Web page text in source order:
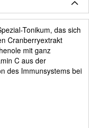
Tonikum, das sich
Cranberryextrakt
mit ganz
C aus der
des Immunsystems bei